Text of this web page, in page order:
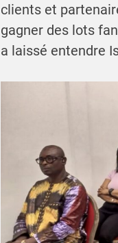
clients et
gagner des lots
a laissé entendre